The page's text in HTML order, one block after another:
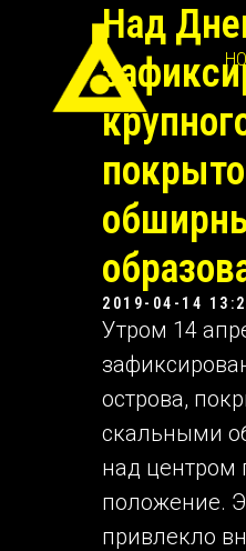
Над
2019-04-14
Утром 14
острова,
скальными
над центром
положение.
привлекло